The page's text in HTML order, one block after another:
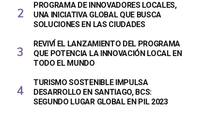
PROGRAMA DE INNOVADORES LOCALES,
UNA INICIATIVA GLOBAL QUE BUSCA
SOLUCIONES EN LAS CIUDADES
REVIVÍ EL LANZAMIENTO DEL PROGRAMA
QUE POTENCIA LA INNOVACIÓN LOCAL EN
TODO EL MUNDO
TURISMO SOSTENIBLE IMPULSA
DESARROLLO EN SANTIAGO, BCS:
SEGUNDO LUGAR GLOBAL EN PIL 2023